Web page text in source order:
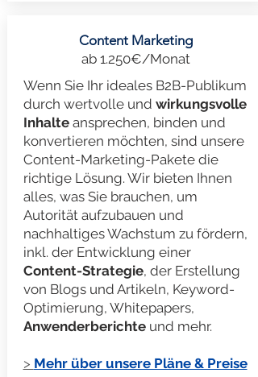
Content Marketing
ab 1.250€/Monat
Wenn Sie Ihr ideales B2B-Publikum
durch wertvolle und wirkungsvolle
Inhalteansprechen, binden und
konvertieren möchten, sind unsere
Content-Marketing-Pakete die
richtige Lösung. Wir bieten Ihnen
alles, was Sie brauchen, um
Autorität aufzubauen und
nachhaltiges Wachstum zu fördern,
inkl. der Entwicklung einer
Content-Strategie, der Erstellung
von Blogs und Artikeln, Keyword-
Optimierung, Whitepapers,
Anwenderberichteund mehr.
> Mehr über unsere Pläne & Preise